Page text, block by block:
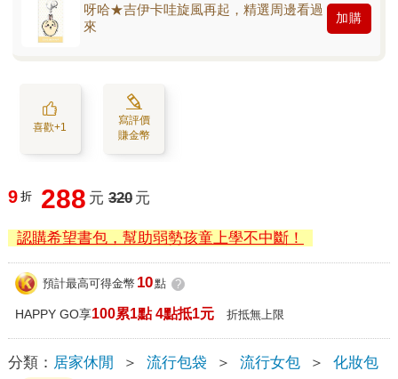
呀哈★吉伊卡哇旋風再起，精選周邊看過
來
加購
喜歡+1
寫評價
賺金幣
9 折 288 元 320 元
認購希望書包，幫助弱勢孩童上學不中斷！
預計最高可得金幣 10點 ?
HAPPY GO享100累1點 4點抵1元 折抵無上限
分類： 居家休閒 ＞ 流行包袋 ＞ 流行女包 ＞ 化妝包